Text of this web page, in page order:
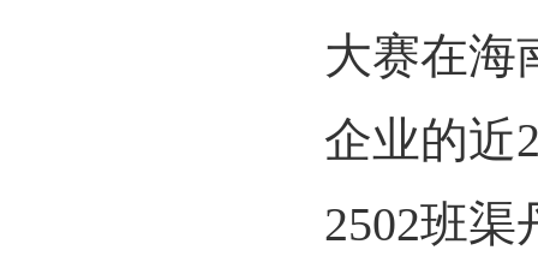
大赛在海
企业的近
2502班